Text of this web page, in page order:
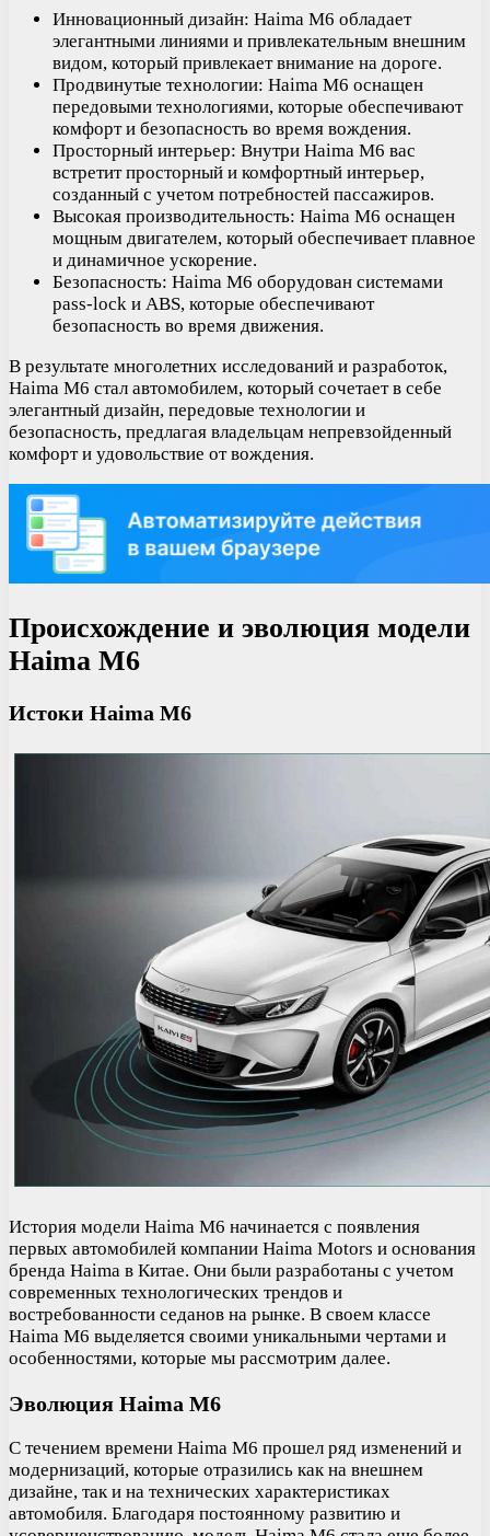
Инновационный дизайн: Haima M6 обладает
элегантными линиями и привлекательным внешним
видом, который привлекает внимание на дороге.
Продвинутые технологии: Haima M6 оснащен
передовыми технологиями, которые обеспечивают
комфорт и безопасность во время вождения.
Просторный интерьер: Внутри Haima M6 вас
встретит просторный и комфортный интерьер,
созданный с учетом потребностей пассажиров.
Высокая производительность: Haima M6 оснащен
мощным двигателем, который обеспечивает плавное
и динамичное ускорение.
Безопасность: Haima M6 оборудован системами
pass-lock и ABS, которые обеспечивают
безопасность во время движения.
В результате многолетних исследований и разработок,
Haima M6 стал автомобилем, который сочетает в себе
элегантный дизайн, передовые технологии и
безопасность, предлагая владельцам непревзойденный
комфорт и удовольствие от вождения.
Происхождение и эволюция модели
Haima M6
Истоки Haima M6
История модели Haima M6 начинается с появления
первых автомобилей компании Haima Motors и основания
бренда Haima в Китае. Они были разработаны с учетом
современных технологических трендов и
востребованности седанов на рынке. В своем классе
Haima M6 выделяется своими уникальными чертами и
особенностями, которые мы рассмотрим далее.
Эволюция Haima M6
С течением времени Haima M6 прошел ряд изменений и
модернизаций, которые отразились как на внешнем
дизайне, так и на технических характеристиках
автомобиля. Благодаря постоянному развитию и